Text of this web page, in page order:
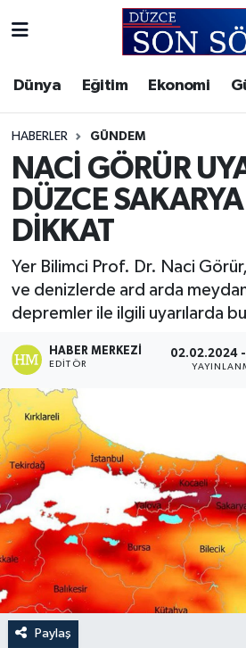
Dünya Eğitim Ekonomi
HABERLER GÜNDEM
NACİ GÖRÜR
DÜZCE
DİKKAT
Yer Bilimci Prof. Dr. Naci
ve denizlerde ard arda
depremler ile ilgili uyarılarda
HABER MERKEZI
EDITÖR
02.02.2024 -
Paylaş
Gizlilik Sözleşmesi
İletişim
Künye
Akçakoca Hava Durumu
Akçakoca Trafik Yoğunluk
Süper Lig Puan Durumu ve
Son Dakika Haberleri